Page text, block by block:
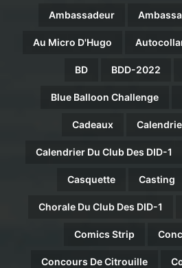
Ambassadeur
Au Micro D'Hugo
BD BDD-2022
Blue Balloon Challenge
Cadeaux
Calendrier Du Club Des DID-1
Casquette Casting
Chorale Du Club Des DID-1
Comics Strip
Concours De Citrouille